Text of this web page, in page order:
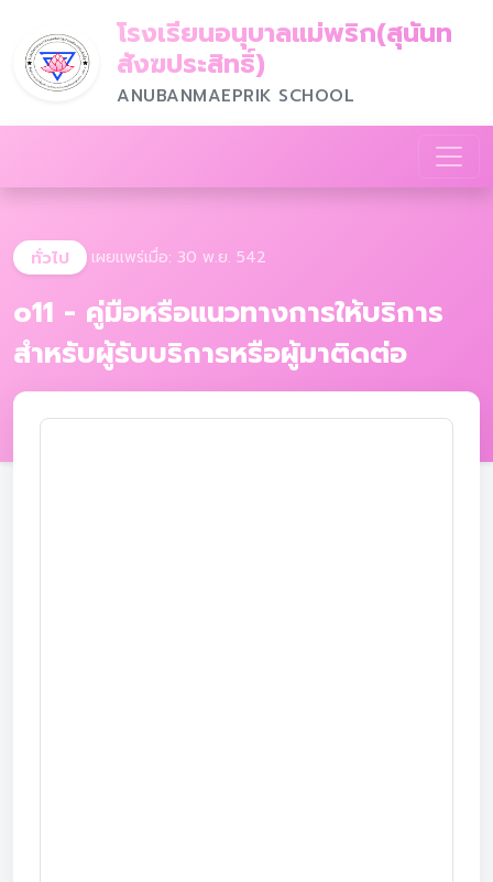
โรงเรียนอนุบาลแม่พริก(สุนันท
สังฆประสิทธิ์)
ANUBANMAEPRIK SCHOOL
ทั่วไป เผยแพร่เมื่อ: 30 พ.ย. 542
o11 - คู่มือหรือแนวทางการให้บริการ
สําหรับผู้รับบริการหรือผู้มาติดต่อ